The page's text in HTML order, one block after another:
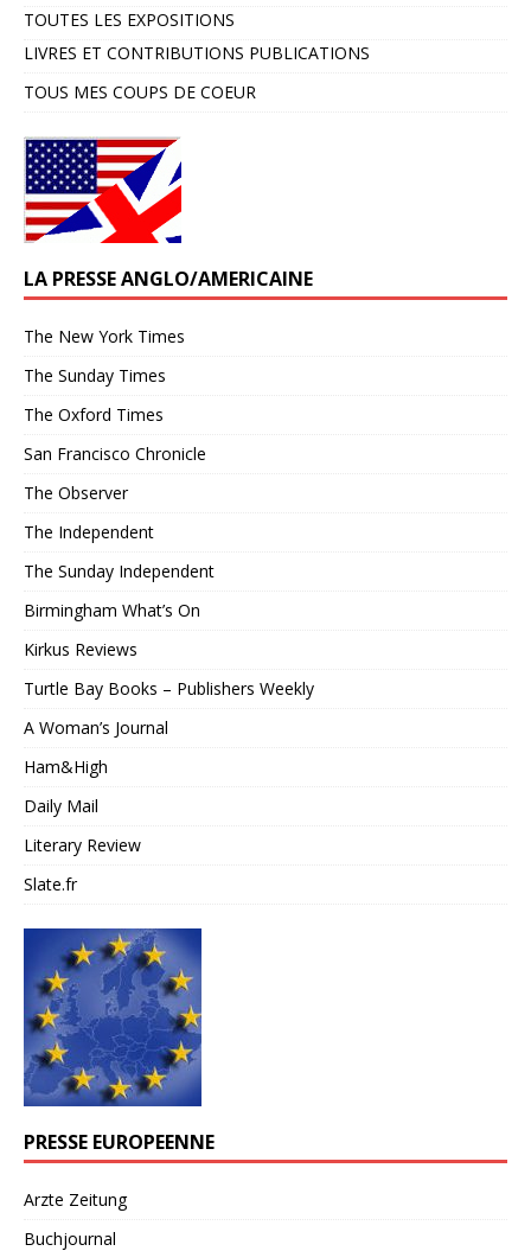
TOUTES LES EXPOSITIONS
LIVRES ET CONTRIBUTIONS PUBLICATIONS
TOUS MES COUPS DE COEUR
LA PRESSE ANGLO/AMERICAINE
The New York Times
The Sunday Times
The Oxford Times
San Francisco Chronicle
The Observer
The Independent
The Sunday Independent
Birmingham What’s On
Kirkus Reviews
Turtle Bay Books – Publishers Weekly
A Woman’s Journal
Ham&High
Daily Mail
Literary Review
Slate.fr
PRESSE EUROPEENNE
Arzte Zeitung
Buchjournal